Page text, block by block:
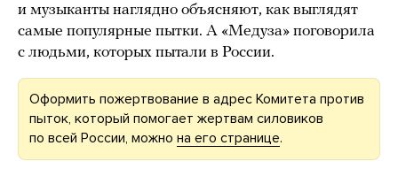
и музыканты наглядно объясняют, как выглядят
самые популярные пытки. А «Медуза» поговорила
с людьми, которых пытали в России.
Оформить пожертвование в адрес Комитета против
пыток, который помогает жертвам силовиков
по всей России, можно на его странице.